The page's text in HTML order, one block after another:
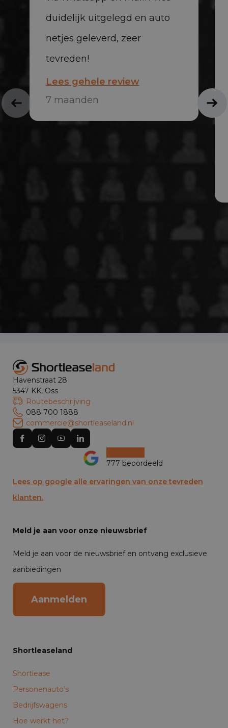
duidelijk uitgelegd en auto
netjes geleverd, zeer
tevreden!
Lees gehele review
7 maanden
Havenstraat 28
5347 KK, Oss
Routebeschrijving
088 700 1888
commercie@shortleaseland.nl
777 beoordeeld
Lees op google alle ervaringen van onze tevreden
klanten.
Meld je aan voor onze nieuwsbrief
Meld je aan voor de nieuwsbrief en ontvang exclusieve
aanbiedingen
Aanmelden
Shortleaseland
Shortlease
Personenauto’s
Bedrijfswagens
Hoe werkt het?